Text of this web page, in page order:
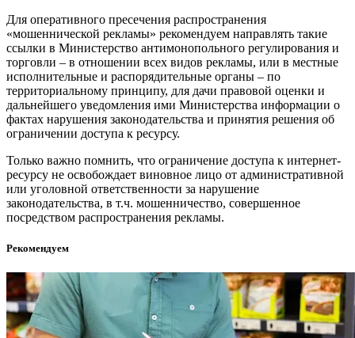
Для оперативного пресечения распространения
«мошеннической рекламы» рекомендуем направлять такие
ссылки в Министерство антимонопольного регулирования и
торговли – в отношении всех видов рекламы, или в местные
исполнительные и распорядительные органы – по
территориальному принципу, для дачи правовой оценки и
дальнейшего уведомления ими Министерства информации о
фактах нарушения законодательства и принятия решения об
ограничении доступа к ресурсу.
Только важно помнить, что ограничение доступа к интернет-
ресурсу не освобождает виновное лицо от административной
или уголовной ответственности за нарушение
законодательства, в т.ч. мошенничество, совершенное
посредством распространения рекламы.
Рекомендуем